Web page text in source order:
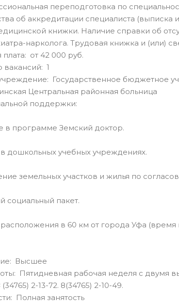
переподготовка по
об аккредитации специалиста
книжки. Наличие справки об
нарколога. Трудовая книжка и (или)
плата: от 42 000 руб.
вакансий: 1
Государственное бюджетное
Центральная районная больница
поддержки:
программе Земский доктор.
учебных учреждениях.
земельных участков и жилья по
пакет.
в 60 км от города Уфа (время
Высшее
Пятидневная рабочая неделя с двумя
2-13-72. 8(34765) 2-10-49.
Полная занятость